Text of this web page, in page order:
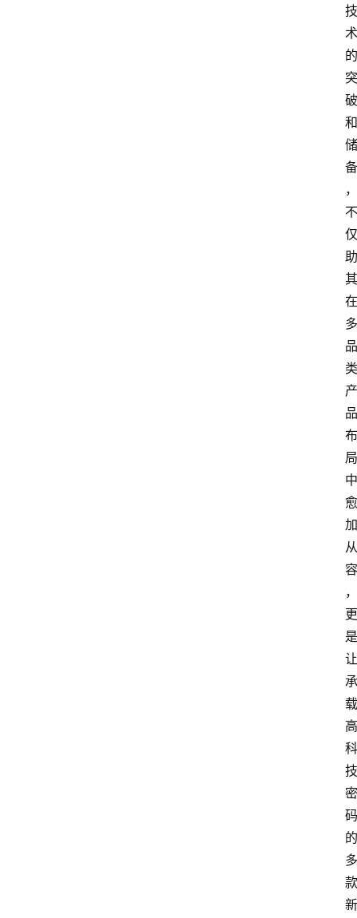
技
术
的
突
破
和
储
备
，
不
仅
助
其
在
多
品
类
产
品
布
局
中
愈
加
从
容
，
更
是
让
承
载
高
科
技
密
码
的
多
款
新